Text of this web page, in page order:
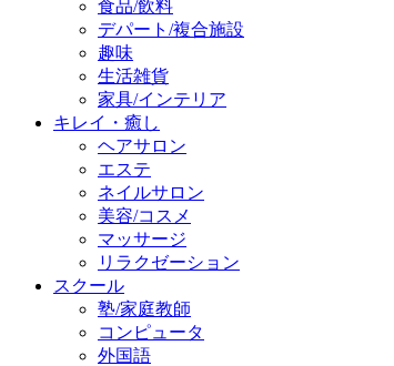
食品/飲料
デパート/複合施設
趣味
生活雑貨
家具/インテリア
キレイ・癒し
ヘアサロン
エステ
ネイルサロン
美容/コスメ
マッサージ
リラクゼーション
スクール
塾/家庭教師
コンピュータ
外国語